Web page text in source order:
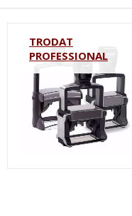
TRODAT
PROFESSIONAL